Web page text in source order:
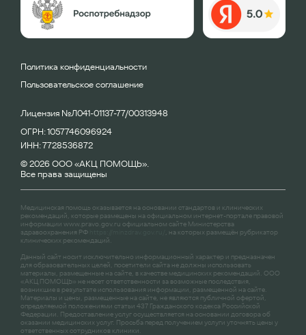
Политика конфиденциальности
Пользовательское соглашение
Лицензия №Л041-01137-77/00313948
ОГРН: 1057746096924
ИНН: 7728536872
© 2026 ООО «АКЦ ПОМОЩЬ».
Все права защищены
Медицинская помощь оказывается на основании стандартов и клинических
рекомендаций, которые размещены на официальном интернет-портале правовой
информации www.pravo.gov.ru официальном сайте Министерства
здравоохранения РФ
, на которых размещён рубрикатор
клинических рекомендаций.
Данный сайт носит исключительно информационный характер и предназначен
для образовательных целей, посетители сайта не должны использовать
материалы, размещенные на сайте, в качестве медицинских рекомендаций. ООО
«АКЦ ПОМОЩЬ» не несет ответственности за возможные последствия,
возникшие в результате использования информации, размещенной на сайте.
Материалы и цены, размещенные на сайте, не являются публичной офертой,
определяемой положениями статьи 437 Гражданского кодекса Российской
Федерации. Предоставление услуг осуществляется на основании договора об
оказании медицинских услуг. Просьба перед получением услуги уточнять цены у
ответственных сотрудников клиники.